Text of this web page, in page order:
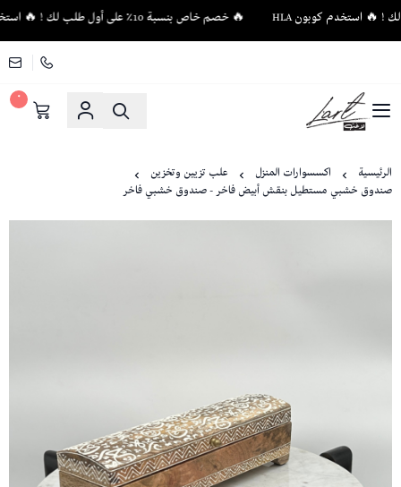
🔥 خصم خاص بنسبة 10٪ على أول طلب لك ! 🔥 استخدم كوبون HLA
لاغت - أثاث فاخر وإكسسوارات منزلية فريدة
٠
الرئيسية اكسسوارات المنزل
علب تزيين وتخزين
صندوق خشبي مستطيل بنقش أبيض فاخر - صندوق خشبي فاخر